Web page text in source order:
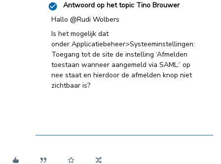
Antwoord op het topic Tino Brouwer
Hallo @Rudi Wolbers
Is het mogelijk dat
onder Applicatiebeheer>Systeeminstellingen:
Toegang tot de site de instelling ‘Afmelden
toestaan wanneer aangemeld via SAML:’ op
nee staat en hierdoor de afmelden knop niet
zichtbaar is?